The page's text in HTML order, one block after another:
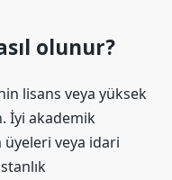
olunur?
lisans veya yüksek
İyi akademik
veya idari